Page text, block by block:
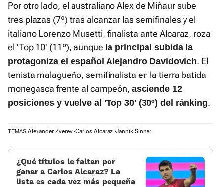
Por otro lado, el australiano Alex de Miñaur sube
tres plazas (7º) tras alcanzar las semifinales y el
italiano Lorenzo Musetti, finalista ante Alcaraz, roza
el 'Top 10' (11º), aunque la principal subida la
protagoniza el español Alejandro Davidovich. El
tenista malagueño, semifinalista en la tierra batida
monegasca frente al campeón, asciende 12
posiciones y vuelve al 'Top 30' (30º) del ránking.
TEMAS:Alexander Zverev Carlos Alcaraz Jannik Sinner
¿Qué títulos le faltan por
ganar a Carlos Alcaraz? La
lista es cada vez más pequeña